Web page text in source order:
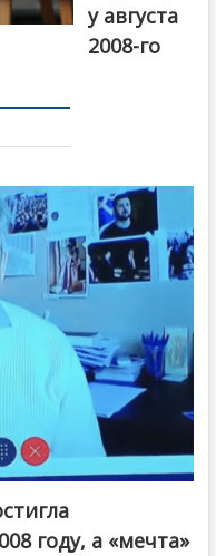
у августа
2008-го
году, а «мечта»